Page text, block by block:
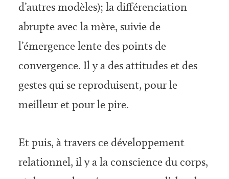
d’autres modèles); la différenciation
abrupte avec la mère, suivie de
l’émergence lente des points de
convergence. Il y a des attitudes et des
gestes qui se reproduisent, pour le
meilleur et pour le pire.
Et puis, à travers ce développement
relationnel, il y a la conscience du corps,